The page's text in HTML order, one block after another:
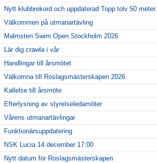
Nytt klubbrekord och uppdaterad Topp tolv 50 meter.
Välkommen på utmanartävling
Malmsten Swim Open Stockholm 2026
Lär dig crawla i vår
Handlingar till årsmötet
Välkomna till Roslagsmästerskapen 2026
Kallelse till årsmöte
Efterlysning av styrelseledamöter
Vårens utmanartävlingar
Funktionärsuppdatering
NSK Lucia 14 december 17:00
Nytt datum för Roslagsmästerskapen